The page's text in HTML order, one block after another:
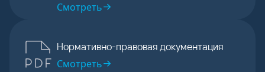
Смотреть
Нормативно-правовая документация
Смотреть